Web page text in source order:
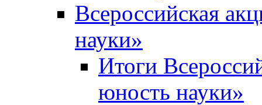
Всероссийская
науки»
Итоги
юность науки»